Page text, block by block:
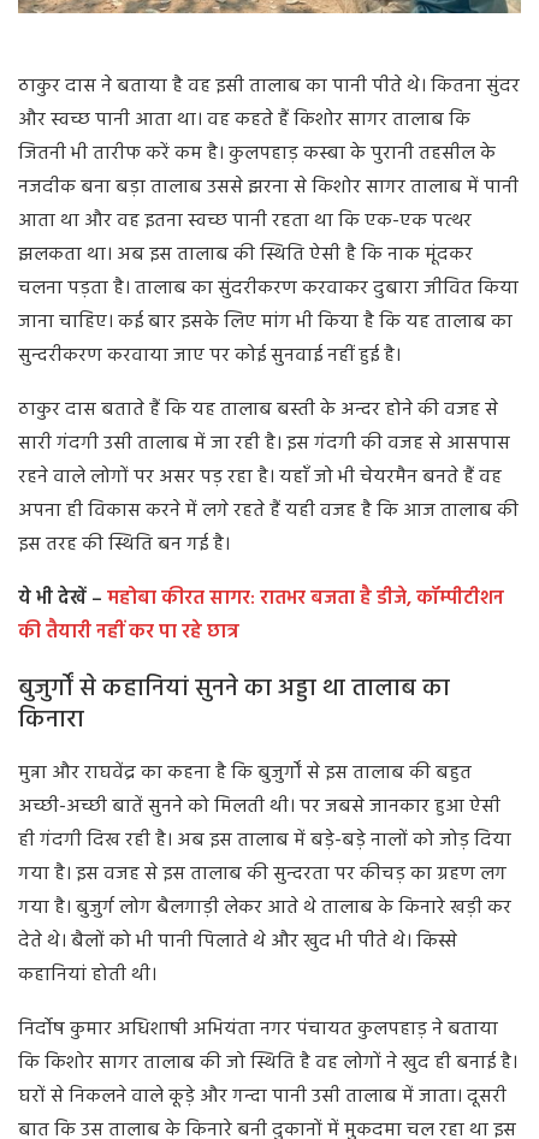
ठाकुर दास ने बताया है वह इसी तालाब का पानी पीते थे। कितना सुंदर
और स्वच्छ पानी आता था। वह कहते हैं किशोर सागर तालाब कि
जितनी भी तारीफ करें कम है। कुलपहाड़ कस्बा के पुरानी तहसील के
नजदीक बना बड़ा तालाब उससे झरना से किशोर सागर तालाब में पानी
आता था और वह इतना स्वच्छ पानी रहता था कि एक-एक पत्थर
झलकता था। अब इस तालाब की स्थिति ऐसी है कि नाक मूंदकर
चलना पड़ता है। तालाब का सुंदरीकरण करवाकर दुबारा जीवित किया
जाना चाहिए। कई बार इसके लिए मांग भी किया है कि यह तालाब का
सुन्दरीकरण करवाया जाए पर कोई सुनवाई नहीं हुई है।
ठाकुर दास बताते हैं कि यह तालाब बस्ती के अन्दर होने की वजह से
सारी गंदगी उसी तालाब में जा रही है। इस गंदगी की वजह से आसपास
रहने वाले लोगों पर असर पड़ रहा है। यहाँ जो भी चेयरमैन बनते हैं वह
अपना ही विकास करने में लगे रहते हैं यही वजह है कि आज तालाब की
इस तरह की स्थिति बन गई है।
ये भी देखें –महोबा कीरत सागर: रातभर बजता है डीजे, कॉम्पीटीशन
की तैयारी नहीं कर पा रहे छात्र
बुजुर्गों से कहानियां सुनने का अड्डा था तालाब का
किनारा
मुन्ना और राघवेंद्र का कहना है कि बुजुर्गों से इस तालाब की बहुत
अच्छी-अच्छी बातें सुनने को मिलती थी। पर जबसे जानकार हुआ ऐसी
ही गंदगी दिख रही है। अब इस तालाब में बड़े-बड़े नालों को जोड़ दिया
गया है। इस वजह से इस तालाब की सुन्दरता पर कीचड़ का ग्रहण लग
गया है। बुजुर्ग लोग बैलगाड़ी लेकर आते थे तालाब के किनारे खड़ी कर
देते थे। बैलों को भी पानी पिलाते थे और खुद भी पीते थे। किस्से
कहानियां होती थी।
निर्दोष कुमार अधिशाषी अभियंता नगर पंचायत कुलपहाड़ ने बताया
कि किशोर सागर तालाब की जो स्थिति है वह लोगों ने खुद ही बनाई है।
घरों से निकलने वाले कूड़े और गन्दा पानी उसी तालाब में जाता। दूसरी
बात कि उस तालाब के किनारे बनी दुकानों में मुकदमा चल रहा था इस